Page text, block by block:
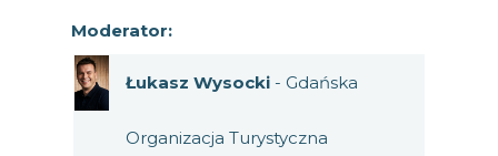
Moderator:
Łukasz Wysocki - Gdańska
Organizacja Turystyczna